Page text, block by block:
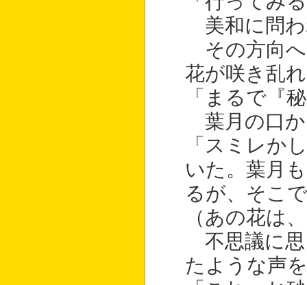
美和に問わ
その方向へ
花が咲き乱
「まるで『
葉月の口か
「スミレか
いた。葉月
るが、そこ
（あの花は
不思議に思
たような声